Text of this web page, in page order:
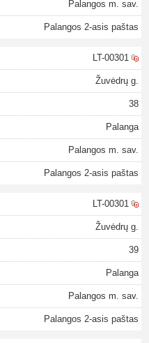
Palangos m. sav.
Palangos 2-asis paštas
LT-00301
Žuvėdrų g.
38
Palanga
Palangos m. sav.
Palangos 2-asis paštas
LT-00301
Žuvėdrų g.
39
Palanga
Palangos m. sav.
Palangos 2-asis paštas